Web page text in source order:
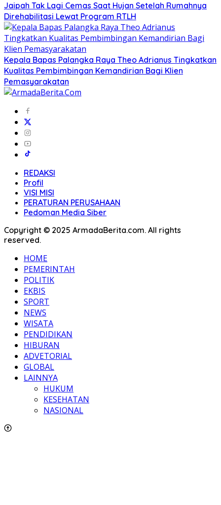
Jaipah Tak Lagi Cemas Saat Hujan Setelah Rumahnya
Direhabilitasi Lewat Program RTLH
Kepala Bapas Palangka Raya Theo Adrianus Tingkatkan
Kualitas Pembimbingan Kemandirian Bagi Klien
Pemasyarakatan
REDAKSI
Profil
VISI MISI
PERATURAN PERUSAHAAN
Pedoman Media Siber
Copyright © 2025 ArmadaBerita.com. All rights
reserved.
HOME
PEMERINTAH
POLITIK
EKBIS
SPORT
NEWS
WISATA
PENDIDIKAN
HIBURAN
ADVETORIAL
GLOBAL
LAINNYA
HUKUM
KESEHATAN
NASIONAL